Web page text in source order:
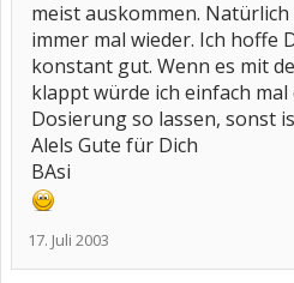
meist auskommen.
immer mal wieder. Ich hoffe
konstant gut. Wenn es mit
klappt würde ich einfach mal
Dosierung so lassen, sonst
Alels Gute für Dich
BAsi
17. Juli 2003